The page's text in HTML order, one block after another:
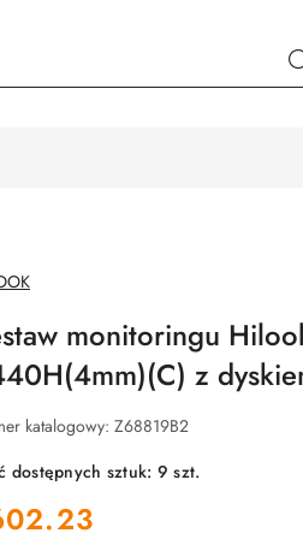
monitoringu
z
katalogowy: Z68819B2
dostępnych sztuk: 9szt.